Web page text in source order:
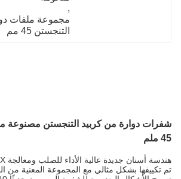
,
التنجستن 45 مم
شفرات دوارة من كربيد التنجستن مصنوعة
45 ملم
هندسة أسنان جديدة عالية الأداء للصلب ومعالجة INOX
تم تكييفها بشكل مثالي مع المجموعة المعنية من